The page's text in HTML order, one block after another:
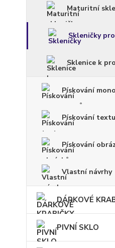
Maturitní
Skleničky
Sklenice k
Pískování
Pískování textu
Pískování
Vlastní návrhy
DÁRKOVÉ
PIVNÍ SKLO